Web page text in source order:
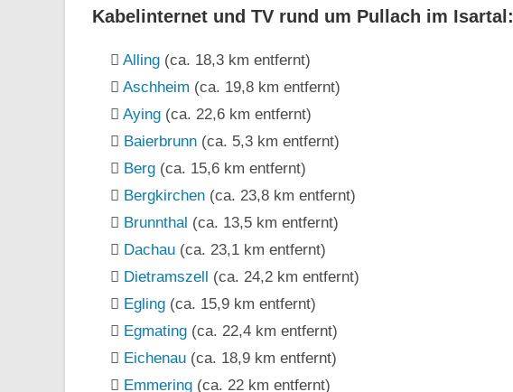
Kabelinternet und TV rund um Pullach im Isartal:
Alling (ca. 18,3 km entfernt)
Aschheim (ca. 19,8 km entfernt)
Aying (ca. 22,6 km entfernt)
Baierbrunn (ca. 5,3 km entfernt)
Berg (ca. 15,6 km entfernt)
Bergkirchen (ca. 23,8 km entfernt)
Brunnthal (ca. 13,5 km entfernt)
Dachau (ca. 23,1 km entfernt)
Dietramszell (ca. 24,2 km entfernt)
Egling (ca. 15,9 km entfernt)
Egmating (ca. 22,4 km entfernt)
Eichenau (ca. 18,9 km entfernt)
Emmering (ca. 22 km entfernt)